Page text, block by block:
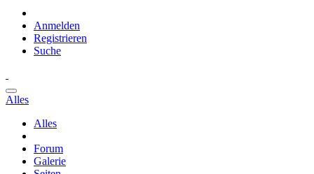
Anmelden
Registrieren
Suche
Alles
Alles
Forum
Galerie